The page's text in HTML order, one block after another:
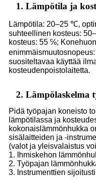
1. Lämpötila ja
Lämpötila: 20–25 ℃,
suhteellinen kosteus:
kosteus: 55 ℅;
suositeltavaa käyttää
kosteudenpoistolaitetta.
2. Lämpölaskelma
Pidä työpajan koneisto
lämpötilassa ja
kokonaislämmönhukka
sisälaitteiden ja -
(valot ja yleisvalaistus
1. Ihmiskehon
2. Työpajan
3. Instrumenttien